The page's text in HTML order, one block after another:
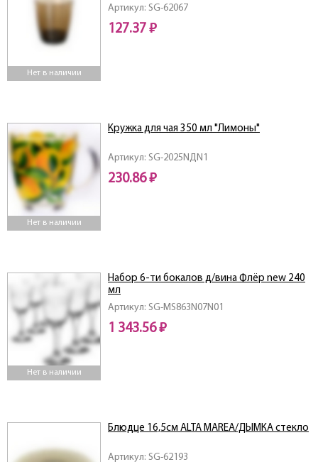
Нет в наличии
Артикул: SG-62067
127.37 ₽
Нет в наличии
Артикул: SG-2025NДN1
Кружка для чая 350 мл "Лимоны"
230.86 ₽
Нет в наличии
Артикул: SG-MS863N07N01
Набор 6-ти бокалов д/вина Флёр new 240
мл
1 343.56 ₽
Артикул: SG-62193
Блюдце 16,5см ALTA MAREA/ДЫМКА стекло